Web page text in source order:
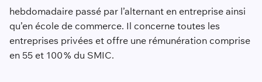
hebdomadaire passé par l’alternant en entreprise ainsi
qu’en école de commerce. Il concerne toutes les
entreprises privées et offre une rémunération comprise
en 55 et 100 % du SMIC.